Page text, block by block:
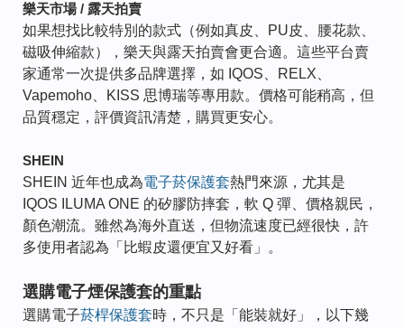
樂天市場 / 露天拍賣
如果想找比較特別的款式（例如真皮、PU皮、腰花款、
磁吸伸縮款），樂天與露天拍賣會更合適。這些平台賣
家通常一次提供多品牌選擇，如 IQOS、RELX、
Vapemoho、KISS 思博瑞等專用款。價格可能稍高，但
品質穩定，評價資訊清楚，購買更安心。
SHEIN
SHEIN 近年也成為電子菸保護套熱門來源，尤其是
IQOS ILUMA ONE 的矽膠防摔套，軟 Q 彈、價格親民，
顏色潮流。雖然為海外直送，但物流速度已經很快，許
多使用者認為「比蝦皮還便宜又好看」。
選購電子煙保護套的重點
選購電子菸桿保護套時，不只是「能裝就好」，以下幾